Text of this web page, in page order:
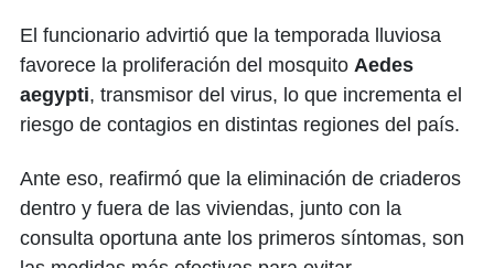
El funcionario advirtió que la temporada lluviosa
favorece la proliferación del mosquito Aedes
aegypti, transmisor del virus, lo que incrementa el
riesgo de contagios en distintas regiones del país.
Ante eso, reafirmó que la eliminación de criaderos
dentro y fuera de las viviendas, junto con la
consulta oportuna ante los primeros síntomas, son